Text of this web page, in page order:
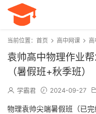
当前位置： 首页 高中网课 高
袁帅高中物理作业
（暑假班+秋季班）
学霸君 2024-09-27
物理袁帅尖端暑假班（已完